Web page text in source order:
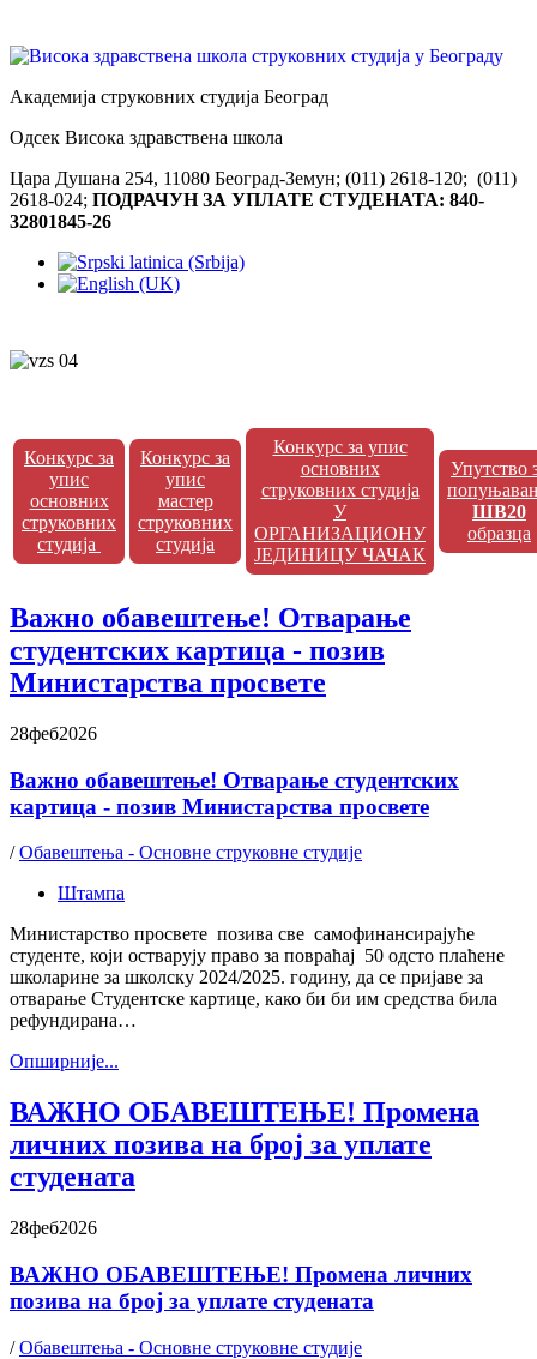
Академија струковних студија Београд
Одсек Висока здравствена школа
Цара Душана 254, 11080 Београд-Земун; (011) 2618-120; (011)
2618-024; ПОДРАЧУН ЗА УПЛАТЕ СТУДЕНАТА: 840-
32801845-26
Конкурс за
упис
основних
струковних
студија
Конкурс за
упис
мастер
струковних
студија
Конкурс за упис
основних
струковних студија
У
ОРГАНИЗАЦИОНУ
ЈЕДИНИЦУ ЧАЧАК
Упутство
ШВ20
образца
Важно обавештење! Отварање
студентских картица - позив
Министарства просвете
28феб2026
Важно обавештење! Отварање студентских
картица - позив Министарства просвете
/Обавештења - Основне струковне студије
Штампа
Министарство просвете позива све самофинансирајуће
студенте, који остварују право за повраћај 50 одсто плаћене
школарине за школску 2024/2025. годину, да се пријаве за
отварање Студентске картице, како би би им средства била
рефундирана…
Oпширније...
ВАЖНО ОБАВЕШТЕЊЕ! Промена
личних позива на број за уплате
студената
28феб2026
ВАЖНО ОБАВЕШТЕЊЕ! Промена личних
позива на број за уплате студената
/Обавештења - Основне струковне студије